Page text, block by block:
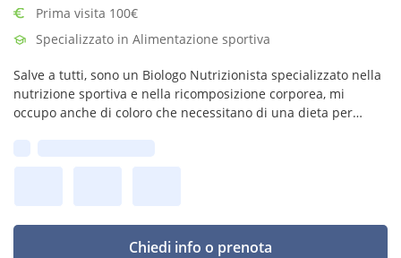
Prima visita 100€
Specializzato in Alimentazione sportiva
Salve a tutti, sono un Biologo Nutrizionista specializzato nella
nutrizione sportiva e nella ricomposizione corporea, mi
occupo anche di coloro che necessitano di una dieta per
Chiedi info o prenota